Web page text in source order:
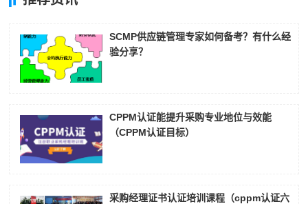
SCMP供应链管理专家如何备考？有什么经
验分享？
CPPM认证能提升采购专业地位与效能
（CPPM认证目标）
采购经理证书认证培训课程（cppm认证六